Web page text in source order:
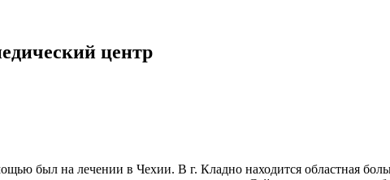
центр
был на лечении в Чехии. В г. Кладно находится областная